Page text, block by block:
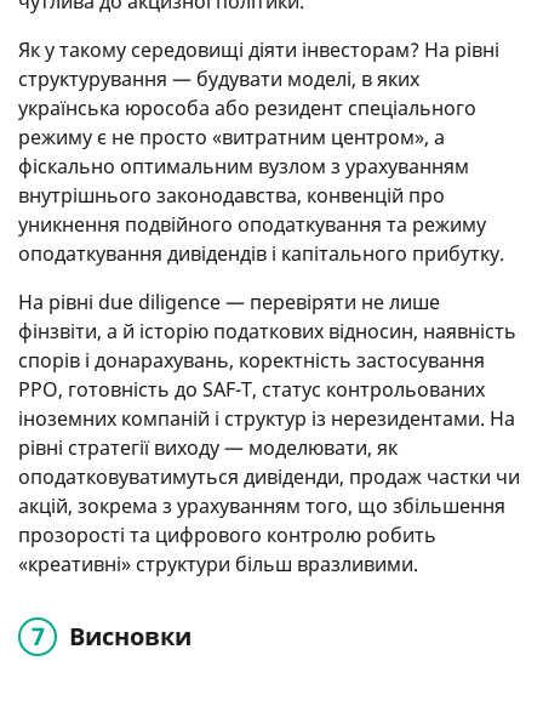
Як у такому середовищі діяти інвесторам? На рівні
структурування — будувати моделі, в яких
українська юрособа або резидент спеціального
режиму є не просто «витратним центром», а
фіскально оптимальним вузлом з урахуванням
внутрішнього законодавства, конвенцій про
уникнення подвійного оподаткування та режиму
оподаткування дивідендів і капітального прибутку.
На рівні due diligence — перевіряти не лише
фінзвіти, а й історію податкових відносин, наявність
спорів і донарахувань, коректність застосування
РРО, готовність до SAF-T, статус контрольованих
іноземних компаній і структур із нерезидентами. На
рівні стратегії виходу — моделювати, як
оподатковуватимуться дивіденди, продаж частки чи
акцій, зокрема з урахуванням того, що збільшення
прозорості та цифрового контролю робить
«креативні» структури більш вразливими.
Висновки